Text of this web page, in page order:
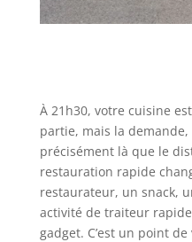
À 21h30, votre cuisine
partie, mais la demande,
précisément là que le
restauration rapide
restaurateur, un snack,
activité de traiteur
gadget. C’est un point